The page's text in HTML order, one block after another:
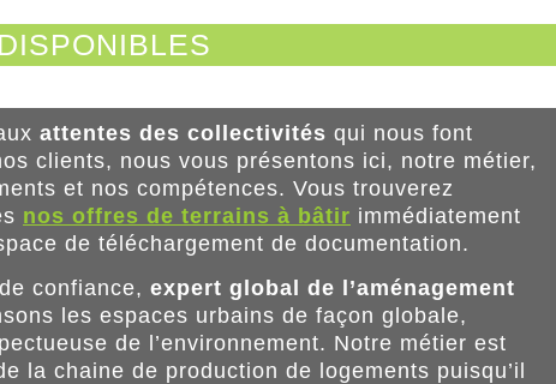
attentes des collectivités qui nous font
clients, nous vous présentons ici, notre métier,
et nos compétences. Vous trouverez
nos offres de terrains à bâtir immédiatement
de téléchargement de documentation.
confiance, expert global de l’aménagement
les espaces urbains de façon globale,
de l’environnement. Notre métier est
la chaine de production de logements puisqu’il